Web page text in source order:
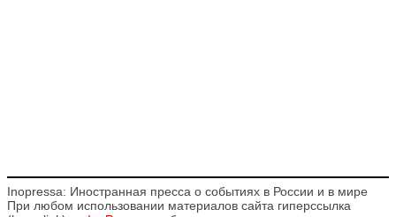
Inopressa: Иностранная пресса о событиях в России и в мире
При любом использовании материалов сайта гиперссылка